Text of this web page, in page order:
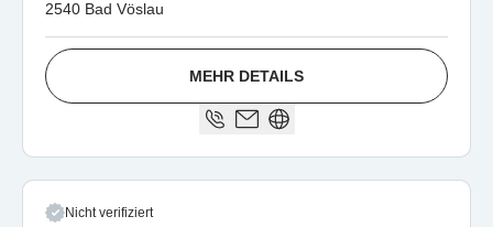
2540 Bad Vöslau
MEHR DETAILS
Nicht verifiziert